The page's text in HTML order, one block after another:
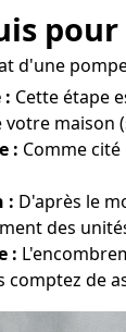
d'une
: Cette étape
maison
: Comme
: D'après le
des
:
de